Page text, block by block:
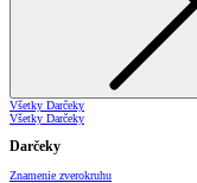
Všetky Darčeky
Všetky Darčeky
Darčeky
Znamenie zverokruhu